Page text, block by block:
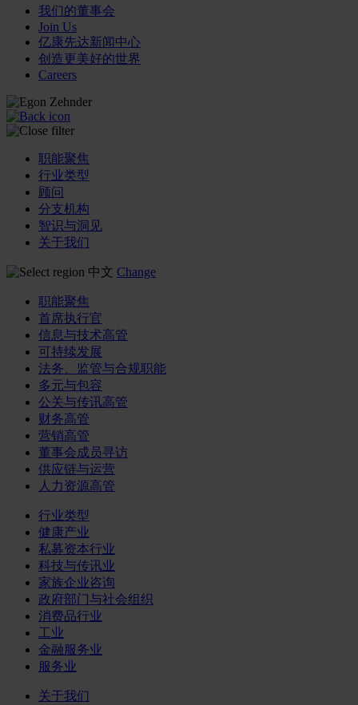
我们的董事会
Join Us
亿康先达新闻中心
创造更美好的世界
Careers
职能聚焦
行业类型
顾问
分支机构
智识与洞见
关于我们
中文 Change
职能聚焦
首席执行官
信息与技术高管
可持续发展
法务、监管与合规职能
多元与包容
公关与传讯高管
财务高管
营销高管
董事会成员寻访
供应链与运营
人力资源高管
行业类型
健康产业
私募资本行业
科技与传讯业
家族企业咨询
政府部门与社会组织
消费品行业
工业
金融服务业
服务业
关于我们